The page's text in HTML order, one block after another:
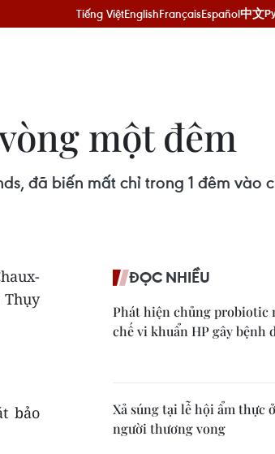
Tiếng ViệtEnglishFrançaisEspañol中文
một đêm
đã biến mất chỉ trong 1 đêm vào
Thụy
bảo
ĐỌC NHIỀU
Phát hiện chủng probiotic
chế vi khuẩn HP gây bệnh
Xả súng tại lễ hội ẩm thực
người thương vong